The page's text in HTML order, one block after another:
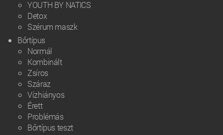
YOUTH BY NATICS
Detox
Szérum maszk
Bőrtípus
Normál
Kombinált
Zsíros
Száraz
Vízhiányos
Érett
Problémás
Bőrtípus teszt